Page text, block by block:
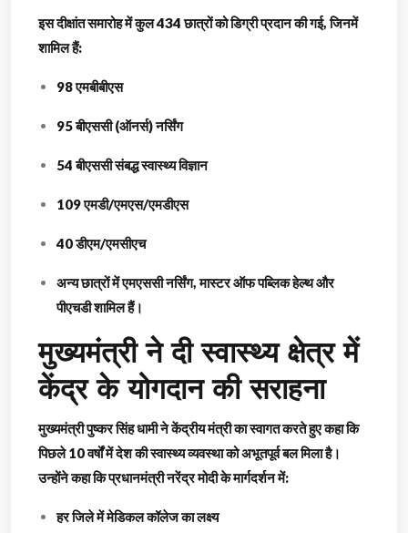
इस दीक्षांत समारोह में कुल 434 छात्रों को डिग्री प्रदान की गई, जिनमें
शामिल हैं:
98 एमबीबीएस
95 बीएससी (ऑनर्स) नर्सिंग
54 बीएससी संबद्ध स्वास्थ्य विज्ञान
109 एमडी/एमएस/एमडीएस
40 डीएम/एमसीएच
अन्य छात्रों में एमएससी नर्सिंग, मास्टर ऑफ पब्लिक हेल्थ और
पीएचडी शामिल हैं।
मुख्यमंत्री ने दी स्वास्थ्य क्षेत्र में
केंद्र के योगदान की सराहना
मुख्यमंत्री पुष्कर सिंह धामी ने केंद्रीय मंत्री का स्वागत करते हुए कहा कि
पिछले 10 वर्षों में देश की स्वास्थ्य व्यवस्था को अभूतपूर्व बल मिला है।
उन्होंने कहा कि प्रधानमंत्री नरेंद्र मोदी के मार्गदर्शन में:
हर जिले में मेडिकल कॉलेज का लक्ष्य